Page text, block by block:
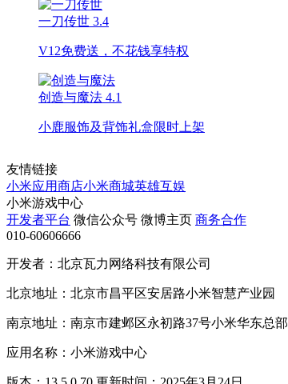
一刀传世 3.4
V12免费送，不花钱享特权
创造与魔法 4.1
小鹿服饰及背饰礼盒限时上架
友情链接
小米应用商店小米商城英雄互娱
小米游戏中心
开发者平台 微信公众号 微博主页 商务合作
010-60606666
开发者：北京瓦力网络科技有限公司
北京地址：北京市昌平区安居路小米智慧产业园
南京地址：南京市建邺区永初路37号小米华东总部
应用名称：小米游戏中心